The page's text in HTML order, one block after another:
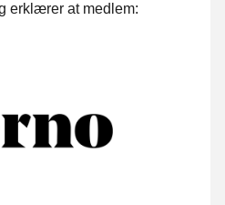
erklærer at medlem: